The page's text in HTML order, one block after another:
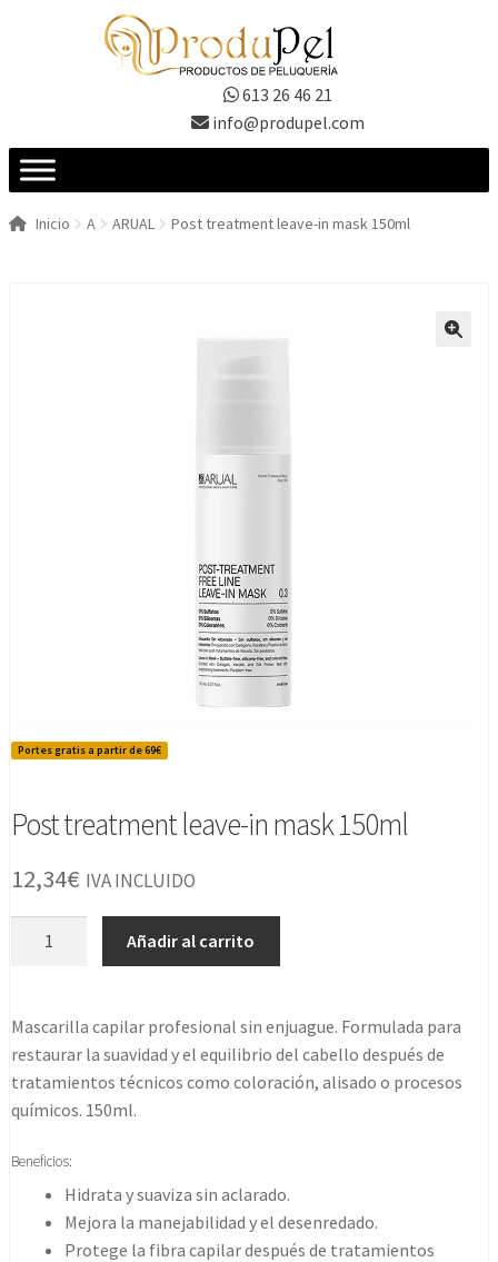
613 26 46 21
info@produpel.com
Inicio A ARUAL Post treatment leave-in mask 150ml
Portes gratis a partir de 69€
Post treatment leave-in mask 150ml
12,34€ IVA INCLUIDO
mask
150ml
cantidad
Añadir al carrito
Mascarilla capilar profesional sin enjuague. Formulada para
restaurar la suavidad y el equilibrio del cabello después de
tratamientos técnicos como coloración, alisado o procesos
químicos. 150ml.
Beneficios:
Hidrata y suaviza sin aclarado.
Mejora la manejabilidad y el desenredado.
Protege la fibra capilar después de tratamientos